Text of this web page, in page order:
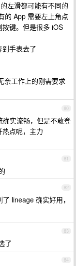
左滑都可能有不同的
的 App 需要左上角点
键。但是很多 iOS
手表去了
奈工作上的刚需要求
80
实流畅，但是不敢登
点呢，主力
81
82
lineage 确实好用，
83
了
84